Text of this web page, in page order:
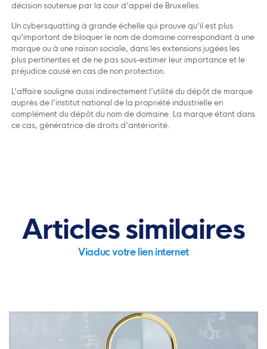
décision soutenue par la cour d’appel de Bruxelles.
Un cybersquatting à grande échelle qui prouve qu’il est plus
qu’important de bloquer le nom de domaine correspondant à une
marque ou à une raison sociale, dans les extensions jugées les
plus pertinentes et de ne pas sous-estimer leur importance et le
préjudice causé en cas de non protection.
L’affaire souligne aussi indirectement l’utilité du dépôt de marque
auprès de l’institut national de la propriété industrielle en
complément du dépôt du nom de domaine. La marque étant dans
ce cas, génératrice de droits d’antériorité.
Articles similaires
Viaduc votre lien internet